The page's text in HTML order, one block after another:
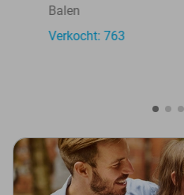
Balen
Verkocht: 763